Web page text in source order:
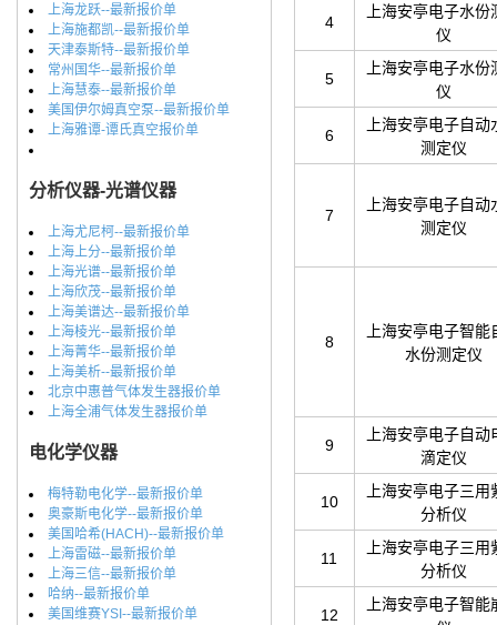
上海龙跃--最新报价单
上海施都凯--最新报价单
天津泰斯特--最新报价单
常州国华--最新报价单
上海慧泰--最新报价单
美国伊尔姆真空泵--最新报价单
上海雅谭-谭氏真空报价单
分析仪器-光谱仪器
上海尤尼柯--最新报价单
上海上分--最新报价单
上海光谱--最新报价单
上海欣茂--最新报价单
上海美谱达--最新报价单
上海棱光--最新报价单
上海菁华--最新报价单
上海美析--最新报价单
北京中惠普气体发生器报价单
上海全浦气体发生器报价单
电化学仪器
梅特勒电化学--最新报价单
奥豪斯电化学--最新报价单
美国哈希(HACH)--最新报价单
上海雷磁--最新报价单
上海三信--最新报价单
哈纳--最新报价单
美国维赛YSI--最新报价单
4
上海安亭电子水份
仪
5
上海安亭电子水份
仪
6
上海安亭电子自动
测定仪
7
上海安亭电子自动
测定仪
8
上海安亭电子智能
水份测定仪
9
上海安亭电子自动
滴定仪
10
上海安亭电子三用
分析仪
11
上海安亭电子三用
分析仪
12
上海安亭电子智能